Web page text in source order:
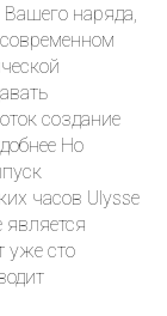
наряда,
создание
Но
часов Ulysse
является
уже сто